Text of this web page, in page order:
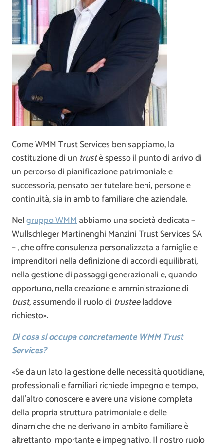
Come WMM Trust Services ben sappiamo, la
costituzione di un trustè spesso il punto di arrivo di
un percorso di pianificazione patrimoniale e
successoria, pensato per tutelare beni, persone e
continuità, sia in ambito familiare che aziendale.
Nelgruppo WMMabbiamo una società dedicata –
Wullschleger Martinenghi Manzini Trust Services SA
– , che offre consulenza personalizzata a famiglie e
imprenditori nella definizione di accordi equilibrati,
nella gestione di passaggi generazionali e, quando
opportuno, nella creazione e amministrazione di
trust, assumendo il ruolo di trusteeladdove
richiesto».
Di cosa si occupa concretamente WMM Trust
Services?
«Se da un lato la gestione delle necessità quotidiane,
professionali e familiari richiede impegno e tempo,
dall’altro conoscere e avere una visione completa
della propria struttura patrimoniale e delle
dinamiche che ne derivano in ambito familiare è
altrettanto importante e impegnativo. Il nostro ruolo